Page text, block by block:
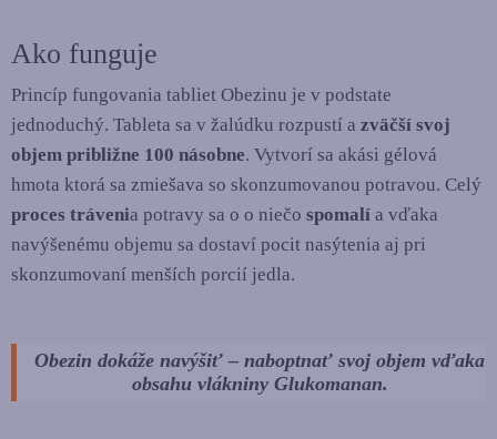
Ako funguje
Princíp fungovania tabliet Obezinu je v podstate
jednoduchý. Tableta sa v žalúdku rozpustí a zväčší svoj
objem približne 100 násobne. Vytvorí sa akási gélová
hmota ktorá sa zmiešava so skonzumovanou potravou. Celý
proces trávenia potravy sa o o niečo spomalí a vďaka
navýšenému objemu sa dostaví pocit nasýtenia aj pri
skonzumovaní menších porcií jedla.
Obezin dokáže navýšiť – naboptnať svoj objem vďaka
obsahu vlákniny Glukomanan.